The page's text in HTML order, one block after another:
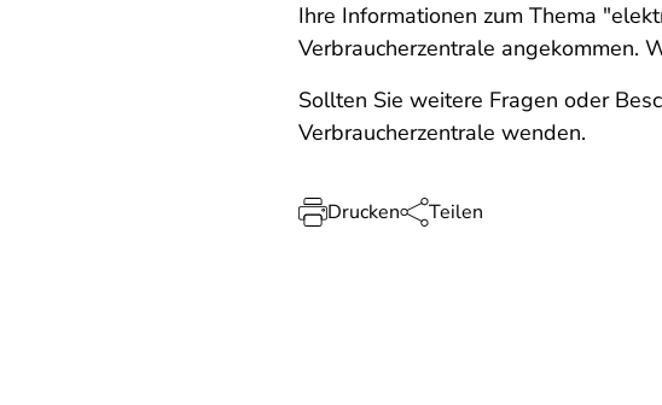
Ihre Informationen zum Thema
Verbraucherzentrale angekommen.
Sollten Sie weitere Fragen oder
Verbraucherzentrale wenden.
Drucken Teilen